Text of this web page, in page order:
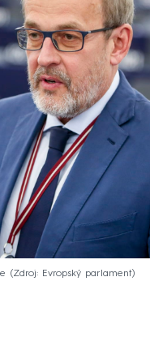
Zdroj: Evropský parlament